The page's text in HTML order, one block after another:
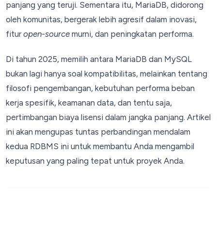
panjang yang teruji. Sementara itu, MariaDB, didorong
oleh komunitas, bergerak lebih agresif dalam inovasi,
fitur open-source murni, dan peningkatan performa.
Di tahun 2025, memilih antara MariaDB dan MySQL
bukan lagi hanya soal kompatibilitas, melainkan tentang
filosofi pengembangan, kebutuhan performa beban
kerja spesifik, keamanan data, dan tentu saja,
pertimbangan biaya lisensi dalam jangka panjang. Artikel
ini akan mengupas tuntas perbandingan mendalam
kedua RDBMS ini untuk membantu Anda mengambil
keputusan yang paling tepat untuk proyek Anda.